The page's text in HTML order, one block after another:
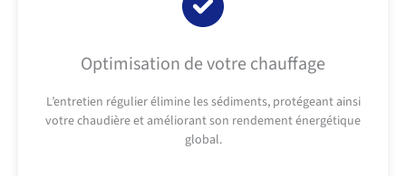
Optimisation de votre chauffage
L’entretien régulier élimine les sédiments, protégeant ainsi
votre chaudière et améliorant son rendement énergétique
global.